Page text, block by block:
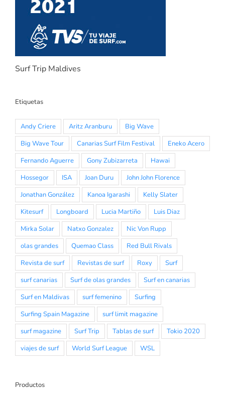
Surf Trip Maldives
Etiquetas
Andy Criere Aritz Aranburu
Big Wave
Big Wave Tour
Canarias Surf Film Festival
Eneko Acero
Fernando Aguerre
Gony Zubizarreta
Hawai
Hossegor
ISA Joan Duru
John John Florence
Jonathan González
Kanoa Igarashi
Kelly Slater
Kitesurf
Longboard Lucia Martiño
Luis Diaz
Mirka Solar
Natxo Gonzalez
Nic Von Rupp
olas grandes
Quemao Class
Red Bull Rivals
Revista de surf
Revistas de surf Roxy
Surf
surf canarias
Surf de olas grandes
Surf en canarias
Surf en Maldivas
surf femenino
Surfing
Surfing Spain Magazine
surf limit magazine
surf magazine
Surf Trip Tablas de surf
Tokio 2020
viajes de surf
World Surf League WSL
Productos